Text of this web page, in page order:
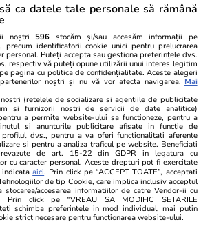
31 iul.
companiilor și
să
energie pe
„Fiecare
31 iul.
7 milioane de
rezervă pentru
pe
ca datele tale personale să rămână
noștri 596 stocăm și/sau accesăm informații pe
precum identificatorii cookie unici pentru prelucrarea
personal. Puteți accepta sau gestiona preferințele dvs.
respectiv vă puteți opune utilizării unui interes legitim
pagina cu politica de confidențialitate. Aceste alegeri
noștri și nu vă vor afecta navigarea. Mai
(retelele de socializare si agentiile de publicitate
si furnizorii nostri de servicii de date analitice)
a permite website-ului sa functioneze, pentru a
si anunturile publicitare afisate in functie de
profilul dvs., pentru a va oferi functionalitati aferente
si pentru a analiza traficul pe website. Beneficiati
de art. 15-22 din GDPR in legatura cu
cu caracter personal. Aceste drepturi pot fi exercitate
indicataaici. Prin click pe “ACCEPT TOATE”, acceptati
de tip Cookie, care implica inclusiv acceptul
accesarea informatiilor de catre Vendor-ii cu
Prin click pe “VREAU SA MODIFIC SETARILE
schimba preferintele in mod individual, mai putin
strict necesare pentru functionarea website-ului.